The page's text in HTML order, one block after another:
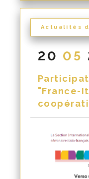
Actualités
20 05
"France-